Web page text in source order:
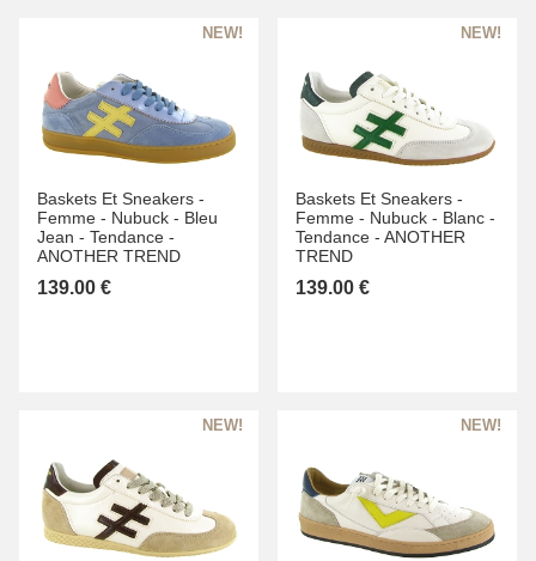
Baskets Et Sneakers -
Femme - Nubuck - Bleu
Jean - Tendance -
ANOTHER TREND
139.00 €
Baskets Et Sneakers -
Femme - Nubuck - Blanc -
Tendance - ANOTHER
TREND
139.00 €